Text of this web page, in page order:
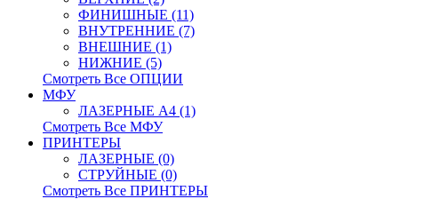
ФИНИШНЫЕ (11)
ВНУТРЕННИЕ (7)
ВНЕШНИЕ (1)
НИЖНИЕ (5)
Смотреть Все ОПЦИИ
МФУ
ЛАЗЕРНЫЕ A4 (1)
Смотреть Все МФУ
ПРИНТЕРЫ
ЛАЗЕРНЫЕ (0)
СТРУЙНЫЕ (0)
Смотреть Все ПРИНТЕРЫ